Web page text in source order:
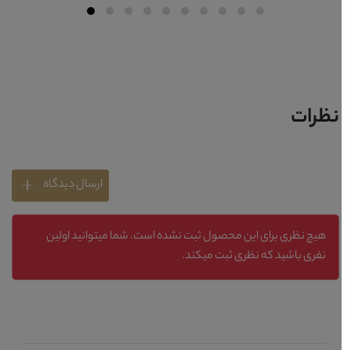
نظرات
ارسال دیدگاه
هیچ نظری برای این محصول ثبت نشده است. شما میتوانید اولین
نفری باشید که نظری ثبت میکند.